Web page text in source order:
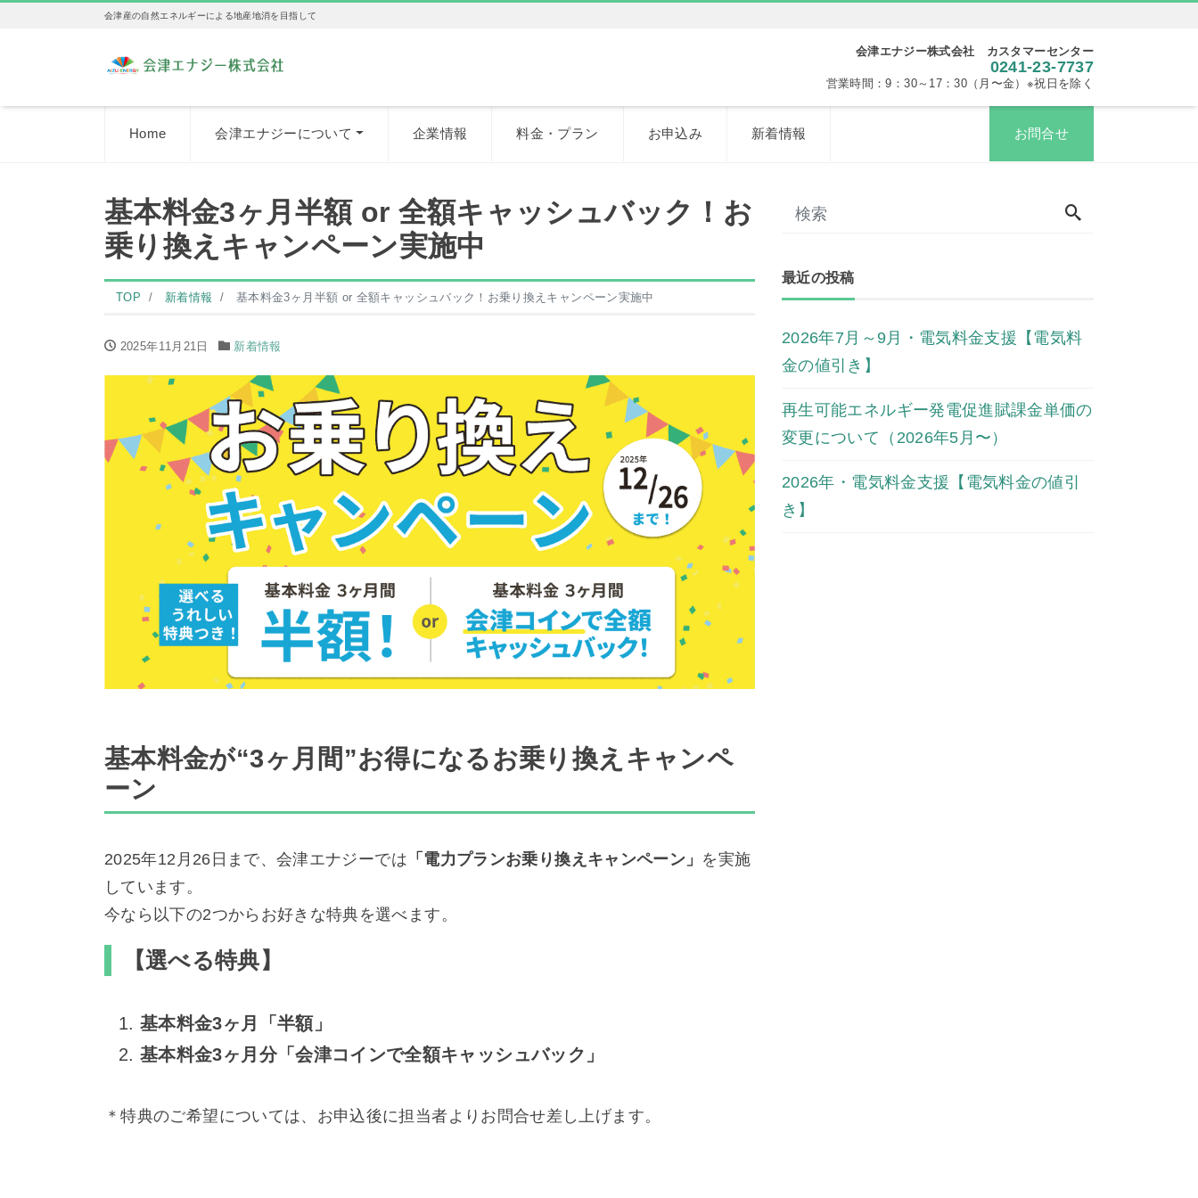
会津産の自然エネルギーによる地産地消を目指して
会津エナジー株式会社 カスタマーセンター
0241-23-7737
営業時間：9：30～17：30（月〜金）※祝日を除く
Home 会津エナジーについて 企業情報 料金・プラン お申込み 新着情報 お問合せ
基本料金3ヶ月半額 or 全額キャッシュバック！お
乗り換えキャンペーン実施中
TOP 新着情報 基本料金3ヶ月半額 or 全額キャッシュバック！お乗り換えキャンペーン実施中
2025年11月21日 新着情報
基本料金が“3ヶ月間”お得になるお乗り換えキャンペ
ーン
2025年12月26日まで、会津エナジーでは 「電力プランお乗り換えキャンペーン」 を実施
しています。
今なら以下の2つからお好きな特典を選べます。
【選べる特典】
基本料金3ヶ月「半額」
基本料金3ヶ月分「会津コインで全額キャッシュバック」
＊特典のご希望については、お申込後に担当者よりお問合せ差し上げます。
最近の投稿
2026年7月～9月・電気料金支援【電気料
金の値引き】
再生可能エネルギー発電促進賦課金単価の
変更について（2026年5月〜）
2026年・電気料金支援【電気料金の値引
き】